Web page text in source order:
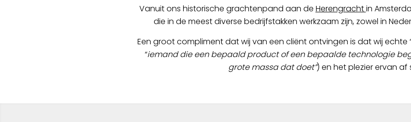
Vanuit ons historische grachtenpand aan de Herengrachtin
die in de meest diverse bedrijfstakken werkzaam zijn, zowel in
Een groot compliment dat wij van een cliënt ontvingen is dat wij echte
“iemand die een bepaald product of een bepaalde technologie
grote massa dat doet”) en het plezier ervan af